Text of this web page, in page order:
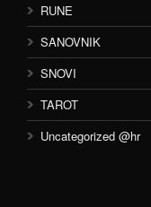
RUNE
SANOVNIK
SNOVI
TAROT
Uncategorized @hr